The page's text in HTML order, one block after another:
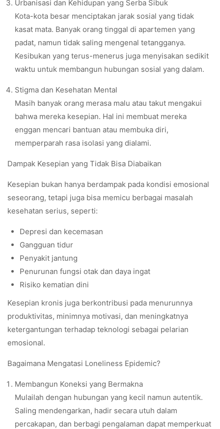
Urbanisasi dan Kehidupan yang Serba Sibuk
Kota-kota besar menciptakan jarak sosial yang tidak
kasat mata. Banyak orang tinggal di apartemen yang
padat, namun tidak saling mengenal tetangganya.
Kesibukan yang terus-menerus juga menyisakan sedikit
waktu untuk membangun hubungan sosial yang dalam.
Stigma dan Kesehatan Mental
Masih banyak orang merasa malu atau takut mengakui
bahwa mereka kesepian. Hal ini membuat mereka
enggan mencari bantuan atau membuka diri,
memperparah rasa isolasi yang dialami.
Dampak Kesepian yang Tidak Bisa Diabaikan
Kesepian bukan hanya berdampak pada kondisi emosional
seseorang, tetapi juga bisa memicu berbagai masalah
kesehatan serius, seperti:
Depresi dan kecemasan
Gangguan tidur
Penyakit jantung
Penurunan fungsi otak dan daya ingat
Risiko kematian dini
Kesepian kronis juga berkontribusi pada menurunnya
produktivitas, minimnya motivasi, dan meningkatnya
ketergantungan terhadap teknologi sebagai pelarian
emosional.
Bagaimana Mengatasi Loneliness Epidemic?
Membangun Koneksi yang Bermakna
Mulailah dengan hubungan yang kecil namun autentik.
Saling mendengarkan, hadir secara utuh dalam
percakapan, dan berbagi pengalaman dapat memperkuat